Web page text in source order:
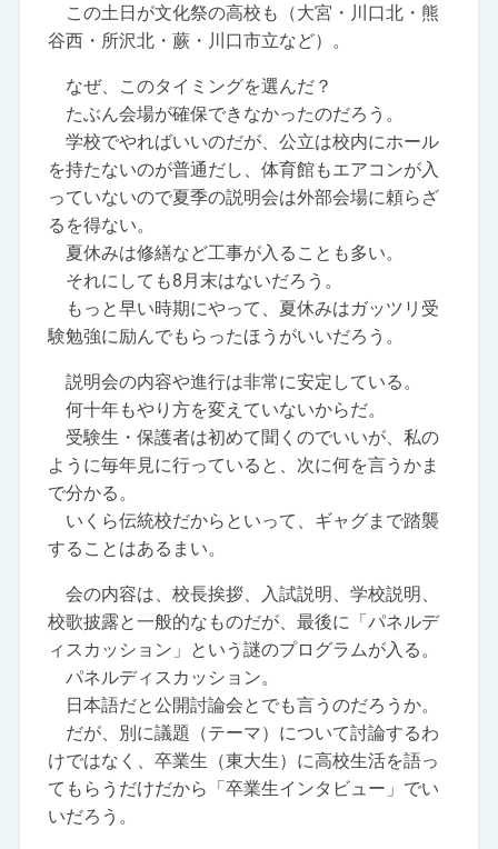
この土日が文化祭の高校も（大宮・川口北・熊
谷西・所沢北・蕨・川口市立など）。
なぜ、このタイミングを選んだ？
たぶん会場が確保できなかったのだろう。
学校でやればいいのだが、公立は校内にホール
を持たないのが普通だし、体育館もエアコンが入
っていないので夏季の説明会は外部会場に頼らざ
るを得ない。
夏休みは修繕など工事が入ることも多い。
それにしても8月末はないだろう。
もっと早い時期にやって、夏休みはガッツリ受
験勉強に励んでもらったほうがいいだろう。
説明会の内容や進行は非常に安定している。
何十年もやり方を変えていないからだ。
受験生・保護者は初めて聞くのでいいが、私の
ように毎年見に行っていると、次に何を言うかま
で分かる。
いくら伝統校だからといって、ギャグまで踏襲
することはあるまい。
会の内容は、校長挨拶、入試説明、学校説明、
校歌披露と一般的なものだが、最後に「パネルデ
ィスカッション」という謎のプログラムが入る。
パネルディスカッション。
日本語だと公開討論会とでも言うのだろうか。
だが、別に議題（テーマ）について討論するわ
けではなく、卒業生（東大生）に高校生活を語っ
てもらうだけだから「卒業生インタビュー」でい
いだろう。